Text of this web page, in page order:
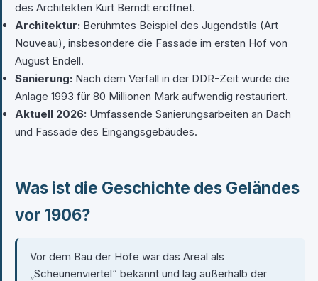
des Architekten Kurt Berndt eröffnet.
Architektur: Berühmtes Beispiel des Jugendstils (Art
Nouveau), insbesondere die Fassade im ersten Hof von
August Endell.
Sanierung: Nach dem Verfall in der DDR-Zeit wurde die
Anlage 1993 für 80 Millionen Mark aufwendig restauriert.
Aktuell 2026: Umfassende Sanierungsarbeiten an Dach
und Fassade des Eingangsgebäudes.
Was ist die Geschichte des Geländes
vor 1906?
Vor dem Bau der Höfe war das Areal als
„Scheunenviertel“ bekannt und lag außerhalb der